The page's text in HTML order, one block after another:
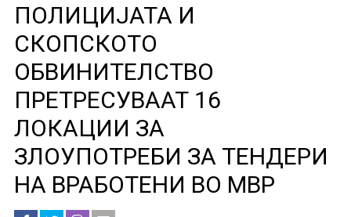
ПОЛИЦИЈАТА И
СКОПСКОТО
ОБВИНИТЕЛСТВО
ПРЕТРЕСУВААТ 16
ЛОКАЦИИ ЗА
ЗЛОУПОТРЕБИ ЗА ТЕНДЕРИ
НА ВРАБОТЕНИ ВО МВР